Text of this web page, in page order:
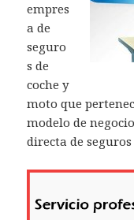
empres
a de
seguro
s de
coche y
moto que
modelo de
directa de